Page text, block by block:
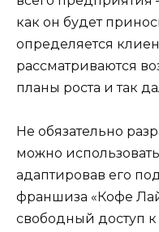
как он будет
определяется
рассматриваются
планы роста и так
Не обязательно
можно
адаптировав его
франшиза «Кофе
свободный доступ